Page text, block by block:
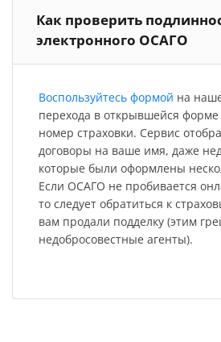
Как проверить
электронного ОСАГО
Воспользуйтесь формой на
перехода в открывшейся
номер страховки. Сервис
договоры на ваше имя, даже
которые были оформлены
Если ОСАГО не пробивается
то следует обратиться к
вам продали подделку (этим
недобросовестные агенты).